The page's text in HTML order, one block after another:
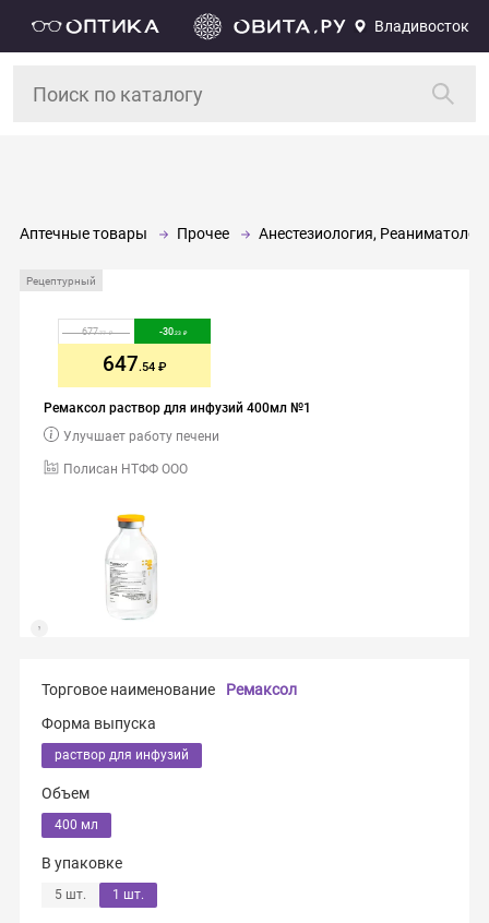
Владивосток
Аптечные товары Прочее Анестезиология,
Рецептурный
Ремаксол раствор для инфузий 400мл №1
Полисан НТФФ ООО
Улучшает работу печени
677.77 -30.23
647.54
Торговое наименование
Ремаксол
Форма выпуска
раствор для инфузий
Объем
400 мл
В упаковке
5 шт. 1 шт.